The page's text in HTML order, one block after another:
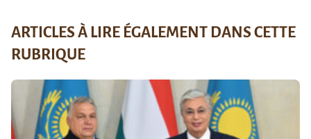
ARTICLES À LIRE ÉGALEMENT DANS CETTE
RUBRIQUE